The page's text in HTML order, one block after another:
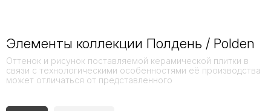
Элементы коллекции Полдень / Polden
Оттенок и рисунок поставляемой керамической плитки в
связи с технологическими особенностями её производства
может отличаться от представленного